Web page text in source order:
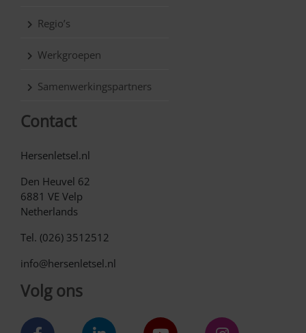
Regio’s
Werkgroepen
Samenwerkingspartners
Contact
Hersenletsel.nl
Den Heuvel 62
6881 VE Velp
Netherlands
Tel. (026) 3512512
info@hersenletsel.nl
Volg ons